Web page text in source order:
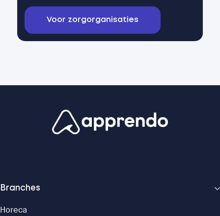
Voor zorgorganisaties
Branches
Horeca